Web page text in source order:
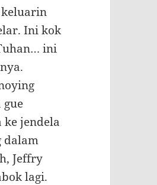
keluarin
Ini kok
ini
gue
ke jendela
dalam
Jeffry
lagi.